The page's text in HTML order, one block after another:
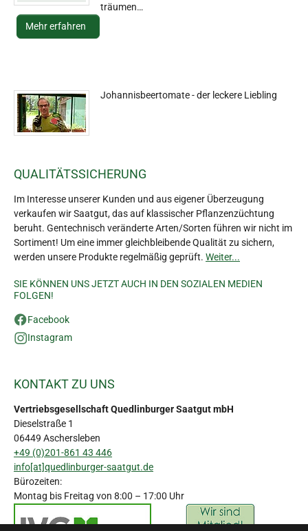
träumen…
Mehr erfahren
Johannisbeertomate - der leckere Liebling
QUALITÄTSSICHERUNG
Im Interesse unserer Kunden und aus eigener Überzeugung
verkaufen wir Saatgut, das auf klassischer Pflanzenzüchtung
beruht. Gentechnisch veränderte Arten/Sorten führen wir nicht im
Sortiment! Um eine immer gleichbleibende Qualität zu sichern,
werden unsere Produkte regelmäßig geprüft. Weiter...
SIE KÖNNEN UNS JETZT AUCH IN DEN SOZIALEN MEDIEN
FOLGEN!
Facebook
Instagram
KONTAKT ZU UNS
Vertriebsgesellschaft Quedlinburger Saatgut mbH
Dieselstraße 1
06449 Aschersleben
+49 (0)201-861 43 446
info[at]quedlinburger-saatgut.de
Bürozeiten:
Montag bis Freitag von 8:00 – 17:00 Uhr